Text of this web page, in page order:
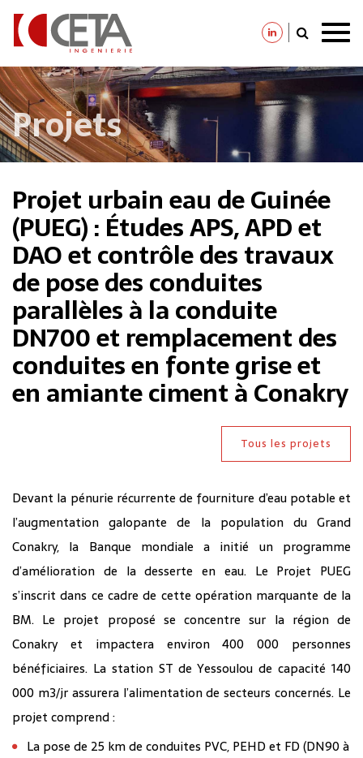
Aller
contenu
principal
Projets
Projet urbain eau de Guinée
(PUEG) : Études APS, APD et
DAO et contrôle des travaux
de pose des conduites
parallèles à la conduite
DN700 et remplacement des
conduites en fonte grise et
en amiante ciment à Conakry
Tous les projets
Devant la pénurie récurrente de fourniture d’eau potable et
l’augmentation galopante de la population du Grand
Conakry, la Banque mondiale a initié un programme
d’amélioration de la desserte en eau. Le Projet PUEG
s’inscrit dans ce cadre de cette opération marquante de la
BM. Le projet proposé se concentre sur la région de
Conakry et impactera environ 400 000 personnes
bénéficiaires. La station ST de Yessoulou de capacité 140
000 m3/jr assurera l’alimentation de secteurs concernés. Le
projet comprend :
La pose de 25 km de conduites PVC, PEHD et FD (DN90 à